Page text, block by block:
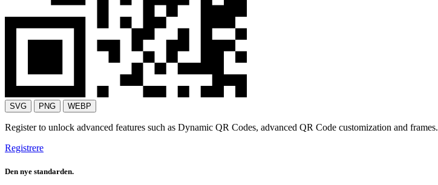
SVG PNG WEBP
Register to unlock advanced features such as Dynamic QR Codes, advanced QR Code customization and frames.
Registrere
Den nye standarden.